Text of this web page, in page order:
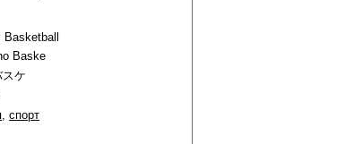
Basketball
Baske
ケ
, спорт